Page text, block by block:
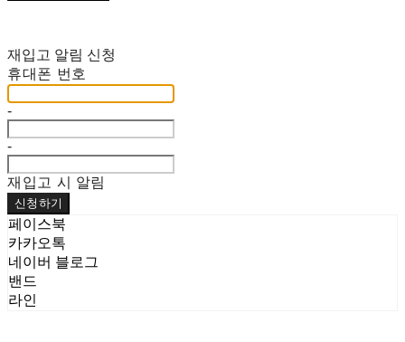
재입고 알림 신청
휴대폰 번호
-
-
재입고 시 알림
신청하기
페이스북
카카오톡
네이버 블로그
밴드
라인